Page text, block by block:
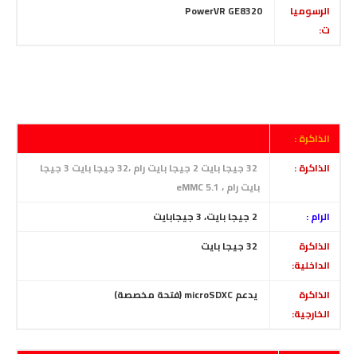
الرسوميا
ت:
PowerVR GE8320
الذاكرة :
الذاكرة :
32 جيجا بايت 2 جيجا بايت رام ،32 جيجا بايت 3 جيجا
بايت رام ، eMMC 5.1
الرام :
جيجا بايت، 3 جيجابايت
الذاكرة
الداخلية:
جيجا بايت
الذاكرة
الخارجية:
يدعم microSDXC (فتحة مخصصة)